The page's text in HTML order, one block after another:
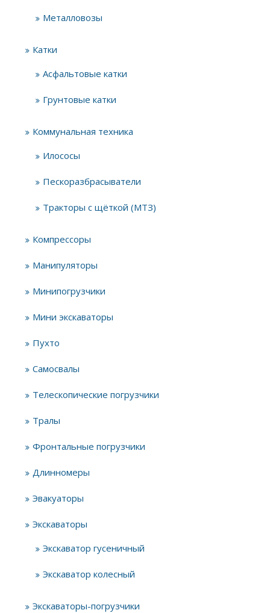
Металловозы
Катки
Асфальтовые катки
Грунтовые катки
Коммунальная техника
Илососы
Пескоразбрасыватели
Тракторы с щёткой (МТЗ)
Компрессоры
Манипуляторы
Минипогрузчики
Мини экскаваторы
Пухто
Самосвалы
Телескопические погрузчики
Тралы
Фронтальные погрузчики
Длинномеры
Эвакуаторы
Экскаваторы
Экскаватор гусеничный
Экскаватор колесный
Экскаваторы-погрузчики